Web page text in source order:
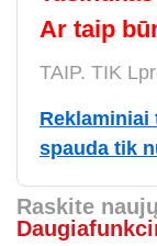
Ar taip
TAIP. TIK
spauda tik
Raskite